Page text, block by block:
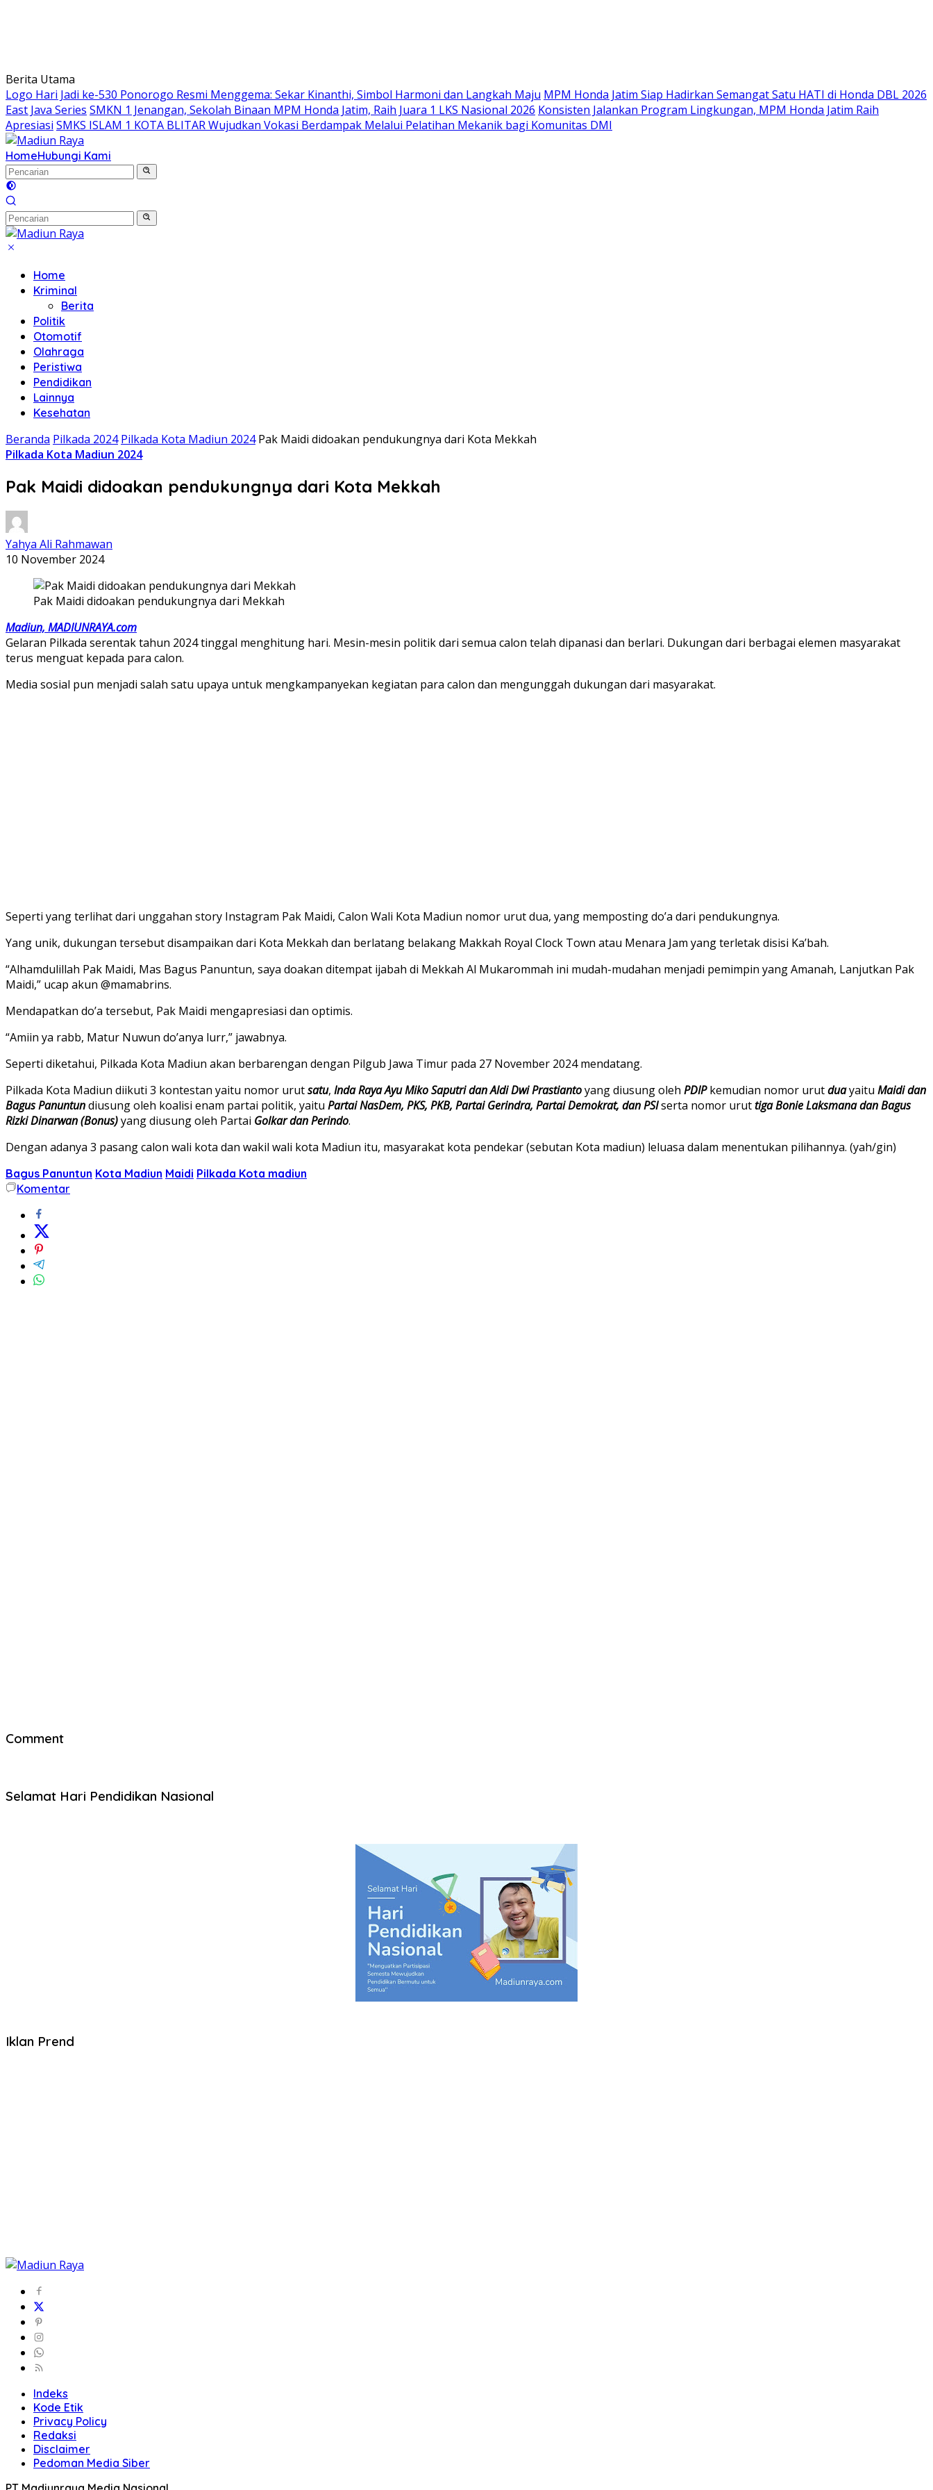
Berita Utama
Logo Hari Jadi ke-530 Ponorogo Resmi Menggema: Sekar Kinanthi, Simbol Harmoni dan Langkah Maju MPM Honda Jatim Siap Hadirkan Semangat Satu HATI di Honda DBL 2026
East Java Series SMKN 1 Jenangan, Sekolah Binaan MPM Honda Jatim, Raih Juara 1 LKS Nasional 2026 Konsisten Jalankan Program Lingkungan, MPM Honda Jatim Raih
Apresiasi SMKS ISLAM 1 KOTA BLITAR Wujudkan Vokasi Berdampak Melalui Pelatihan Mekanik bagi Komunitas DMI
HomeHubungi Kami
Home
Kriminal
Berita
Politik
Otomotif
Olahraga
Peristiwa
Pendidikan
Lainnya
Kesehatan
Beranda Pilkada 2024 Pilkada Kota Madiun 2024 Pak Maidi didoakan pendukungnya dari Kota Mekkah
Pilkada Kota Madiun 2024
Pak Maidi didoakan pendukungnya dari Kota Mekkah
Yahya Ali Rahmawan
10 November 2024
Pak Maidi didoakan pendukungnya dari Mekkah
Madiun, MADIUNRAYA.com
Gelaran Pilkada serentak tahun 2024 tinggal menghitung hari. Mesin-mesin politik dari semua calon telah dipanasi dan berlari. Dukungan dari berbagai elemen masyarakat
terus menguat kepada para calon.
Media sosial pun menjadi salah satu upaya untuk mengkampanyekan kegiatan para calon dan mengunggah dukungan dari masyarakat.
Seperti yang terlihat dari unggahan story Instagram Pak Maidi, Calon Wali Kota Madiun nomor urut dua, yang memposting do’a dari pendukungnya.
Yang unik, dukungan tersebut disampaikan dari Kota Mekkah dan berlatang belakang Makkah Royal Clock Town atau Menara Jam yang terletak disisi Ka’bah.
“Alhamdulillah Pak Maidi, Mas Bagus Panuntun, saya doakan ditempat ijabah di Mekkah Al Mukarommah ini mudah-mudahan menjadi pemimpin yang Amanah, Lanjutkan Pak
Maidi,” ucap akun @mamabrins.
Mendapatkan do’a tersebut, Pak Maidi mengapresiasi dan optimis.
“Amiin ya rabb, Matur Nuwun do’anya lurr,” jawabnya.
Seperti diketahui, Pilkada Kota Madiun akan berbarengan dengan Pilgub Jawa Timur pada 27 November 2024 mendatang.
Pilkada Kota Madiun diikuti 3 kontestan yaitu nomor urutsatu, Inda Raya Ayu Miko Saputri dan Aldi Dwi Prastiantoyang diusung oleh PDIPkemudian nomor urutduayaitu Maidi dan
Bagus Panuntundiusung oleh koalisi enam partai politik, yaitu Partai NasDem, PKS, PKB, Partai Gerindra, Partai Demokrat, dan PSIserta nomor uruttiga Bonie Laksmana dan Bagus
Rizki Dinarwan (Bonus)yang diusung oleh Partai Golkar dan Perindo.
Dengan adanya 3 pasang calon wali kota dan wakil wali kota Madiun itu, masyarakat kota pendekar (sebutan Kota madiun) leluasa dalam menentukan pilihannya. (yah/gin)
Bagus Panuntun Kota Madiun Maidi Pilkada Kota madiun
Komentar
Comment
Selamat Hari Pendidikan Nasional
Iklan Prend
Indeks
Kode Etik
Privacy Policy
Redaksi
Disclaimer
Pedoman Media Siber